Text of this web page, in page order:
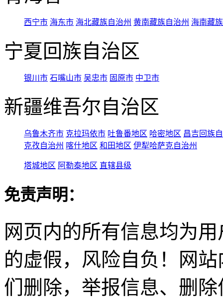
西宁市 海东市 海北藏族自治州 黄南藏族自治州 海南藏
宁夏回族自治区
银川市 石嘴山市 吴忠市 固原市 中卫市
新疆维吾尔自治区
乌鲁木齐市 克拉玛依市 吐鲁番地区 哈密地区 昌吉回族
克孜自治州 喀什地区 和田地区 伊犁哈萨克自治州
塔城地区 阿勒泰地区 直辖县级
免责声明：
网页内的所有信息均为
的虚假，风险自负！网
们删除，举报信息、删